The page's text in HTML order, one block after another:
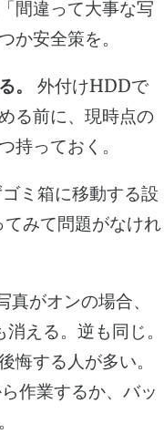
間違って大事な写
か安全策を。
。
外付けHDDで
る前に、現時点の
持っておく。
ゴミ箱に移動する設
みて問題がなけれ
がオンの場合、
える。逆も同じ。
悔する人が多い。
作業するか、バッ